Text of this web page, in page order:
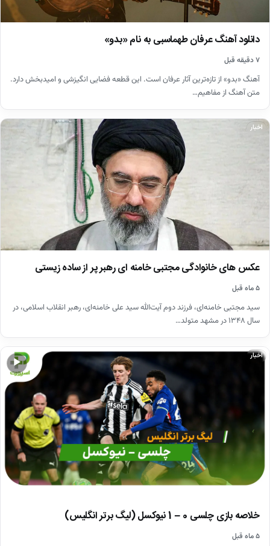
دانلود آهنگ عرفان طهماسبی به نام «بدو»
۷ دقیقه قبل
آهنگ «بدو» از تازه‌ترین آثار عرفان است. این قطعه فضایی انگیزشی و امیدبخش دارد.
متن آهنگ از مفاهیم…
اخبار
عکس های خانوادگی مجتبی خامنه ای رهبر پر از ساده زیستی
۵ ماه قبل
سید مجتبی خامنه‌ای، فرزند دوم آیت‌الله سید علی خامنه‌ای، رهبر انقلاب اسلامی، در
سال ۱۳۴۸ در مشهد متولد…
▶
اخبار
خلاصه بازی چلسی 0 – 1 نیوکسل (لیگ برتر انگلیس)
۵ ماه قبل